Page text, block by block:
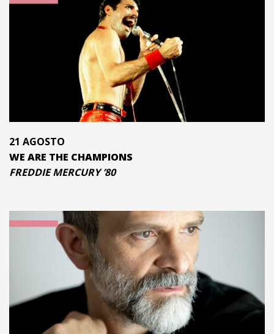
21 AGOSTO
WE ARE THE CHAMPIONS
FREDDIE MERCURY ’80